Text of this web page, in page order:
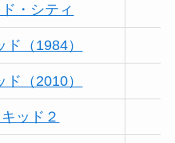
・シティ
（1984）
（2010）
ッド２